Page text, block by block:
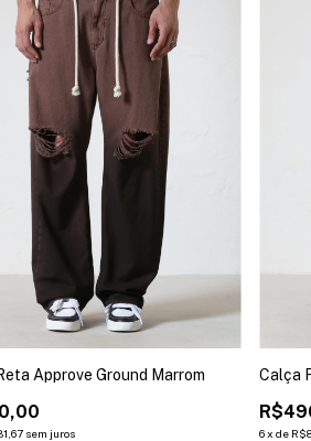
Approve Ground Marrom
sem juros
Calça
6x de